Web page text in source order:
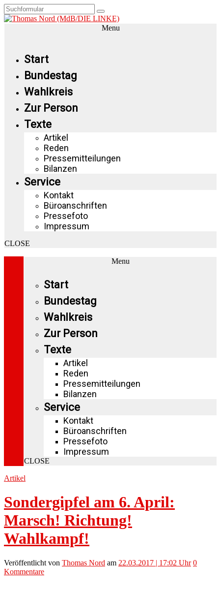
Menu
Start
Bundestag
Wahlkreis
Zur Person
Texte
Artikel
Reden
Pressemitteilungen
Bilanzen
Service
Kontakt
Büroanschriften
Pressefoto
Impressum
CLOSE
Menu
Start
Bundestag
Wahlkreis
Zur Person
Texte
Artikel
Reden
Pressemitteilungen
Bilanzen
Service
Kontakt
Büroanschriften
Pressefoto
Impressum
CLOSE
Artikel
Sondergipfel am 6. April:
Marsch! Richtung!
Wahlkampf!
Veröffentlicht von Thomas Nord am 22.03.2017 | 17:02 Uhr 0
Kommentare